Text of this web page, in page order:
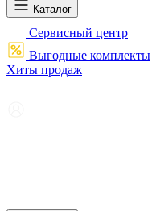
Каталог
Сервисный центр
Выгодные комплекты
Хиты продаж